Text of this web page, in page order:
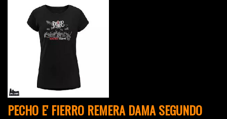
PECHO E' FIERRO REMERA DAMA SEGUNDO